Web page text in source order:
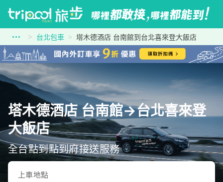
台北包車 塔木德酒店 台南館到台北喜來登大飯店
塔木德酒店 台南館→台北喜來登
大飯店
全台點到點到府接送服務
上車地點